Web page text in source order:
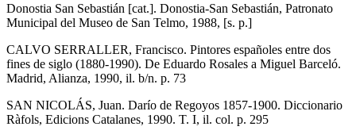
Donostia San Sebastián [cat.]. Donostia-San Sebastián, Patronato
Municipal del Museo de San Telmo, 1988, [s. p.]
CALVO SERRALLER, Francisco. Pintores españoles entre dos
fines de siglo (1880-1990). De Eduardo Rosales a Miguel Barceló.
Madrid, Alianza, 1990, il. b/n. p. 73
SAN NICOLÁS, Juan. Darío de Regoyos 1857-1900. Diccionario
Ràfols, Edicions Catalanes, 1990. T. I, il. col. p. 295